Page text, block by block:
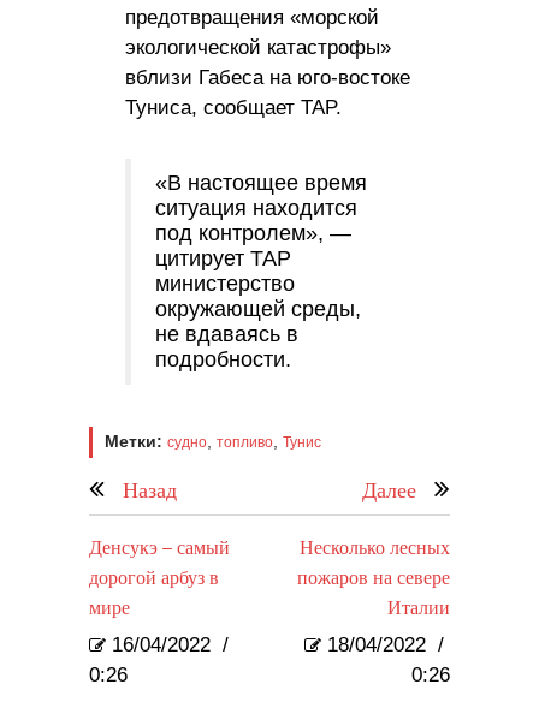
предотвращения «морской
экологической катастрофы»
вблизи Габеса на юго-востоке
Туниса, сообщает TAP.
«В настоящее время
ситуация находится
под контролем», —
цитирует TAP
министерство
окружающей среды,
не вдаваясь в
подробности.
Метки: судно топливо Тунис
Назад Далее
Денсукэ – самый
дорогой арбуз в
мире
16/04/2022 /
0:26
Несколько лесных
пожаров на севере
Италии
18/04/2022 /
0:26